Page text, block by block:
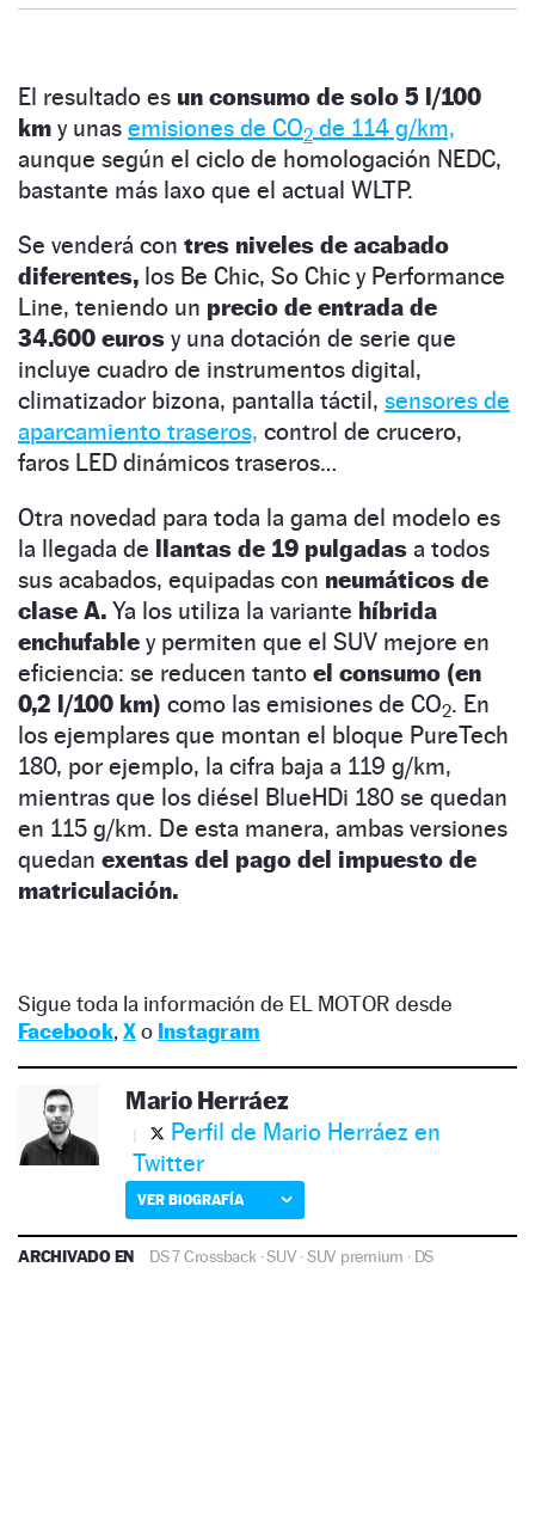
El resultado es un consumo de solo 5 l/100
km y unas emisiones de CO2 de 114 g/km,
aunque según el ciclo de homologación NEDC,
bastante más laxo que el actual WLTP.
Se venderá con tres niveles de acabado
diferentes, los Be Chic, So Chic y Performance
Line, teniendo un precio de entrada de
34.600 euros y una dotación de serie que
incluye cuadro de instrumentos digital,
climatizador bizona, pantalla táctil, sensores de
aparcamiento traseros, control de crucero,
faros LED dinámicos traseros…
Otra novedad para toda la gama del modelo es
la llegada de llantas de 19 pulgadas a todos
sus acabados, equipadas con neumáticos de
clase A. Ya los utiliza la variante híbrida
enchufable y permiten que el SUV mejore en
eficiencia: se reducen tanto el consumo (en
0,2 l/100 km) como las emisiones de CO2. En
los ejemplares que montan el bloque PureTech
180, por ejemplo, la cifra baja a 119 g/km,
mientras que los diésel BlueHDi 180 se quedan
en 115 g/km. De esta manera, ambas versiones
quedan exentas del pago del impuesto de
matriculación.
Sigue toda la información de EL MOTOR desde
Facebook, Xo Instagram
Mario Herráez
Perfil de Mario Herráez en
Twitter
VER BIOGRAFÍA
ARCHIVADO EN DS 7 Crossback ·SUV ·SUV premium · DS